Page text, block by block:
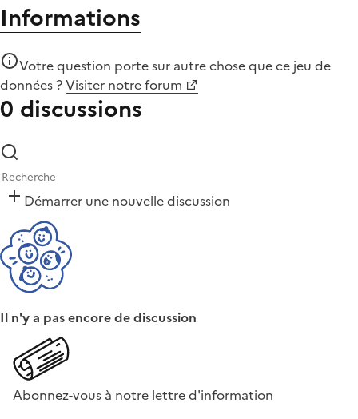
Informations
Votre question porte sur autre chose quece jeu de
données ?Visiter notre forum
0 discussions
Démarrer une nouvelle discussion
Il n'y a pas encore de discussion
Abonnez-vous à notre lettre d'information